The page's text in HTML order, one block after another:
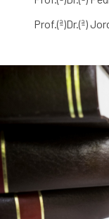
Prof.(ª)Dr.(ª)